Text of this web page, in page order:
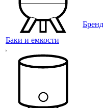
Баки и емкости